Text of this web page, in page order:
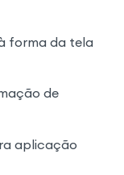
forma da tela
de
aplicação